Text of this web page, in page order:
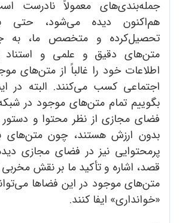
جمله‌بندی‌های معمولاً نادرست
هم‌اکنون دیده می‌شود، حتی
تحصیل‌کرده و متخصص ما، به
متن‌های دقیق و علمی و استناد
اطلاعات خود را غالباً از متن‌های
اجتماعی کسب می‌کنند. البته در
بگوییم تمام متن‌های موجود در
فضای مجازی از نظر محتوا و دستور
بدون ارزش هستند، چون متن‌های
پرمحتوایی نیز در فضای مجازی
قصد، اشاره و تأکید ما بر نقش
متن‌های موجود در این فضاها
«خوانداری» ایفا کنند.